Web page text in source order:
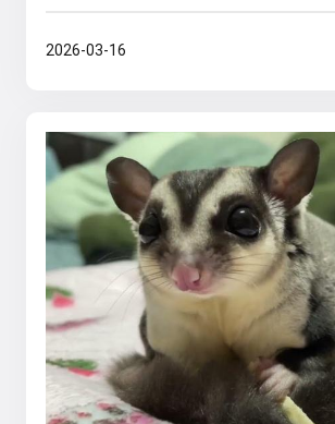
2026-03-16